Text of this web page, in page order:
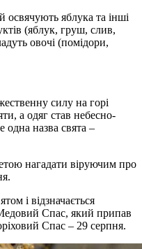
освячують яблука та інші
(яблук, груш, слив,
овочі (помідори,
силу на горі
а одяг став небесно-
одна назва свята –
нагадати віруючим про
і відзначається
Спас, який припав
Спас – 29 серпня.